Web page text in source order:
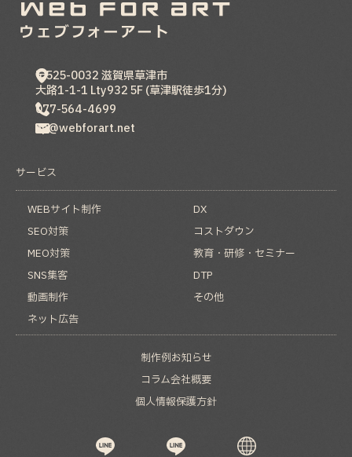
〒525-0032滋賀県草津市
大路1-1-1 Lty932 5F (草津駅徒歩1分)
077-564-4699
hp@webforart.net
サービス
WEBサイト制作
SEO対策
MEO対策
SNS集客
動画制作
ネット広告
DX
コストダウン
教育・研修・セミナー
DTP
その他
制作例お知らせ
コラム会社概要
個人情報保護方針